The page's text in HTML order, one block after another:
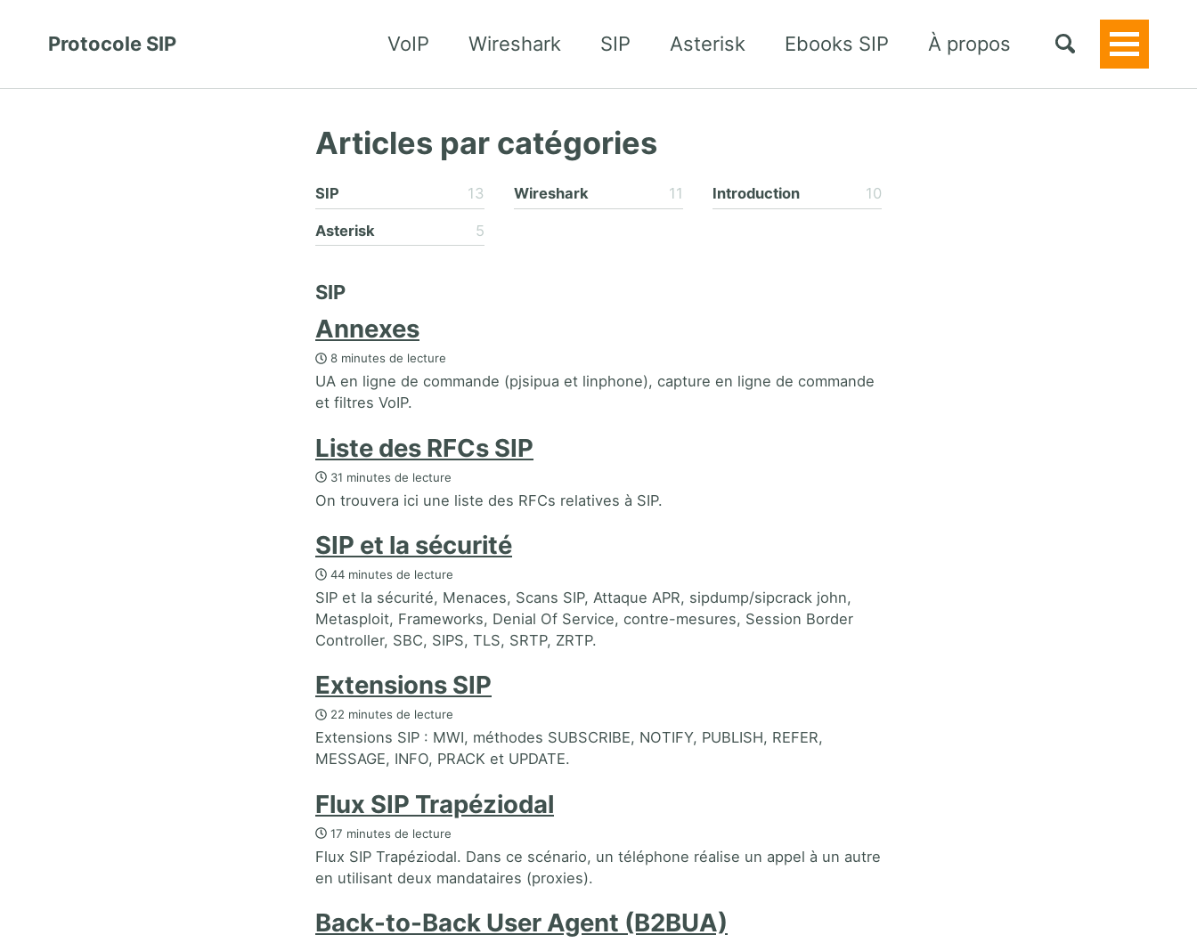
Protocole SIP VoIP Wireshark SIP Asterisk Ebooks SIP À propos
Toggle
Menu
Articles par catégories
SIP 13 Wireshark 11 Introduction 10
Asterisk 5
SIP
Annexes
8 minutes de lecture
UA en ligne de commande (pjsipua et linphone), capture en ligne de commande
et filtres VoIP.
Liste des RFCs SIP
31 minutes de lecture
On trouvera ici une liste des RFCs relatives à SIP.
SIP et la sécurité
44 minutes de lecture
SIP et la sécurité, Menaces, Scans SIP, Attaque APR, sipdump/sipcrack john,
Metasploit, Frameworks, Denial Of Service, contre-mesures, Session Border
Controller, SBC, SIPS, TLS, SRTP, ZRTP.
Extensions SIP
22 minutes de lecture
Extensions SIP : MWI, méthodes SUBSCRIBE, NOTIFY, PUBLISH, REFER,
MESSAGE, INFO, PRACK et UPDATE.
Flux SIP Trapéziodal
17 minutes de lecture
Flux SIP Trapéziodal. Dans ce scénario, un téléphone réalise un appel à un autre
en utilisant deux mandataires (proxies).
Back-to-Back User Agent (B2BUA)